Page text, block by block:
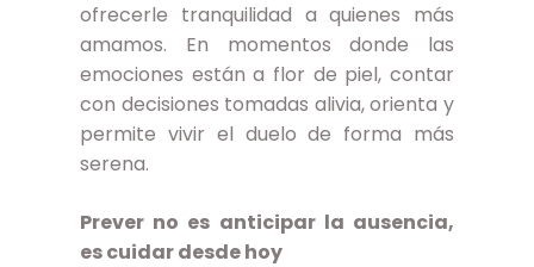
ofrecerle tranquilidad a quienes más
amamos. En momentos donde las
emociones están a flor de piel, contar
con decisiones tomadas alivia, orienta y
permite vivir el duelo de forma más
serena.
Prever no es anticipar la ausencia,
es cuidar desde hoy